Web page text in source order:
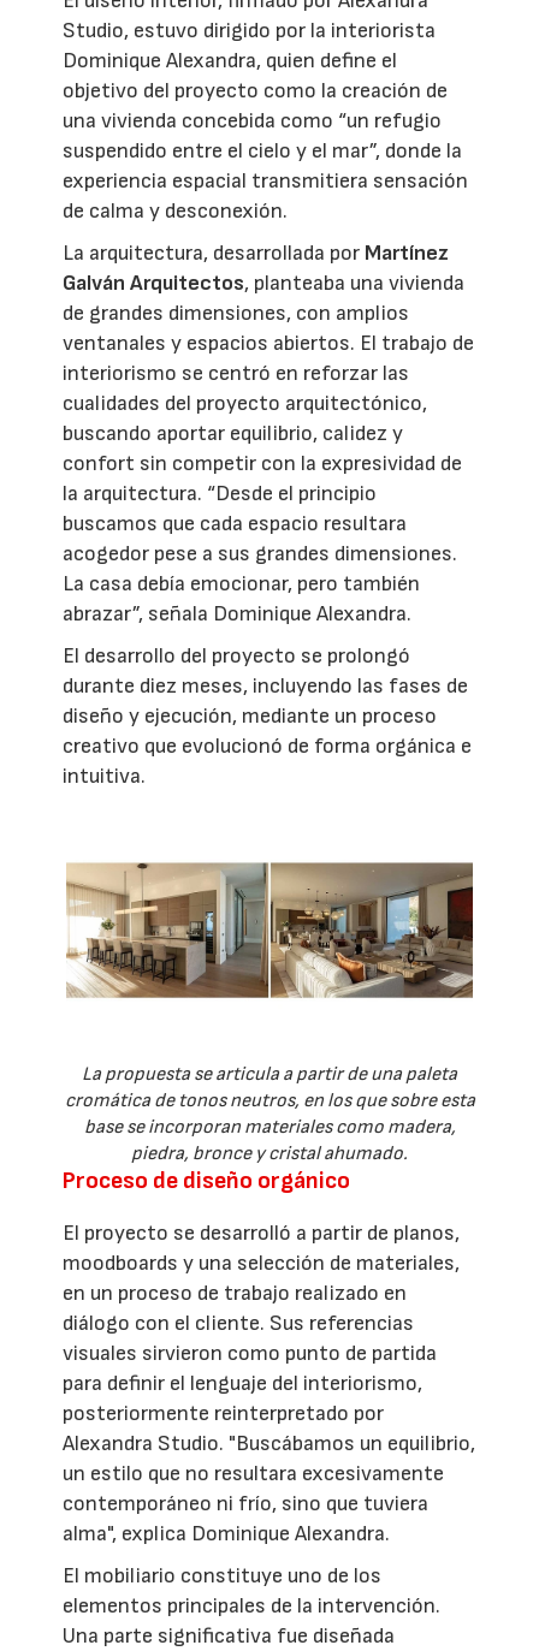
Studio, estuvo dirigido por la interiorista
Dominique Alexandra, quien define el
objetivo del proyecto como la creación de
una vivienda concebida como “un refugio
suspendido entre el cielo y el mar”, donde la
experiencia espacial transmitiera sensación
de calma y desconexión.
La arquitectura, desarrollada por Martínez
Galván Arquitectos, planteaba una vivienda
de grandes dimensiones, con amplios
ventanales y espacios abiertos. El trabajo de
interiorismo se centró en reforzar las
cualidades del proyecto arquitectónico,
buscando aportar equilibrio, calidez y
confort sin competir con la expresividad de
la arquitectura. “Desde el principio
buscamos que cada espacio resultara
acogedor pese a sus grandes dimensiones.
La casa debía emocionar, pero también
abrazar”, señala Dominique Alexandra.
El desarrollo del proyecto se prolongó
durante diez meses, incluyendo las fases de
diseño y ejecución, mediante un proceso
creativo que evolucionó de forma orgánica e
intuitiva.
La propuesta se articula a partir de una paleta
cromática de tonos neutros, en los que sobre esta
base se incorporan materiales como madera,
piedra, bronce y cristal ahumado.
Proceso de diseño orgánico
El proyecto se desarrolló a partir de planos,
moodboards y una selección de materiales,
en un proceso de trabajo realizado en
diálogo con el cliente. Sus referencias
visuales sirvieron como punto de partida
para definir el lenguaje del interiorismo,
posteriormente reinterpretado por
Alexandra Studio. "Buscábamos un equilibrio,
un estilo que no resultara excesivamente
contemporáneo ni frío, sino que tuviera
alma", explica Dominique Alexandra.
El mobiliario constituye uno de los
elementos principales de la intervención.
Una parte significativa fue diseñada